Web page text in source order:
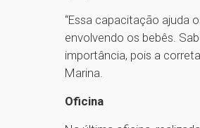
“Essa capacitação ajuda
envolvendo os bebês.
importância, pois a
Marina.
Oficina